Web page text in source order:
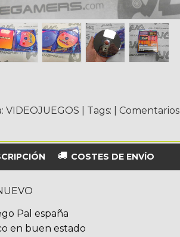
VIDEOJUEGOS Tags: Comentarios
COSTES DE ENVÍO
Pal españa
en buen estado